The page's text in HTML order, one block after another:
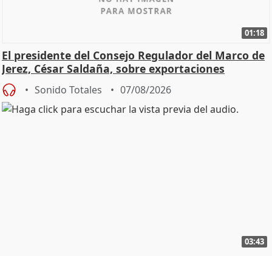
01:18
El presidente del Consejo Regulador del Marco de
Jerez, César Saldaña, sobre exportaciones
Sonido Totales 07/08/2026
03:43